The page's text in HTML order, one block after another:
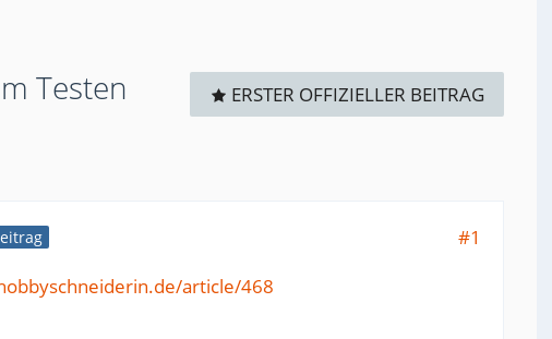
Testen ERSTER OFFIZIELLER BEITRAG
#1
article/468